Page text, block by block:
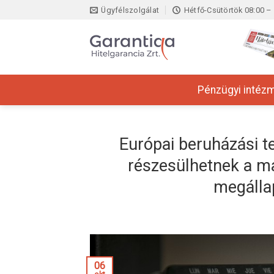
Ügyfélszolgálat Hétfő-Csütörtök 08:00 –
Pénzügyi
Európai beruházási
részesülhetnek a
06